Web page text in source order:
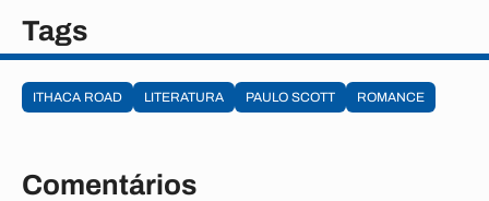
Tags
ITHACA ROAD LITERATURA PAULO SCOTT ROMANCE
Comentários